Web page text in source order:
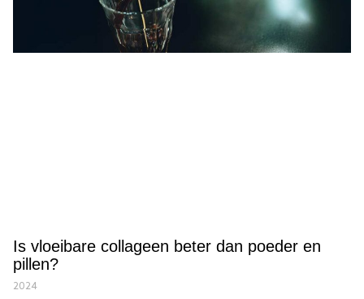
Is vloeibare collageen beter dan poeder en
pillen?
2024